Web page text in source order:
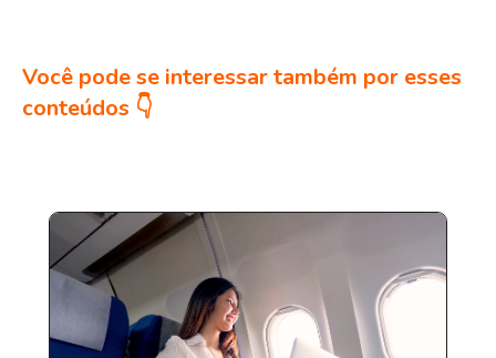
Você pode se interessar também por esses
conteúdos 👇